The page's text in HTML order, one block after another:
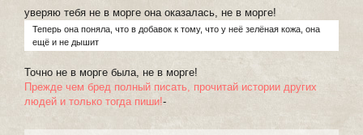
уверяю тебя не в морге она оказалась, не в морге!
Теперь она поняла, что в добавок к тому, что у неё зелёная кожа, она
ещё и не дышит
Точно не в морге была, не в морге!
Прежде чем бред полный писать, прочитай истории других
людей и только тогда пиши!-